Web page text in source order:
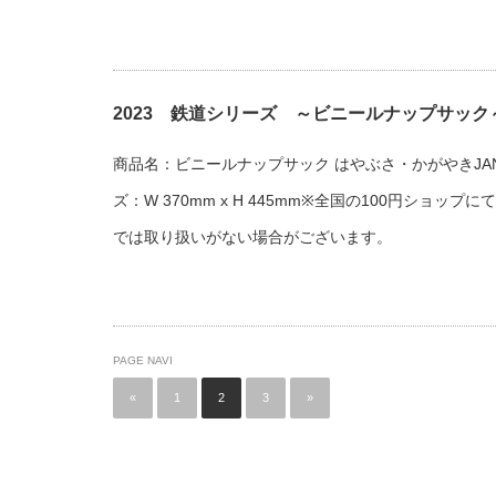
2023 鉄道シリーズ ～ビニールナップサック
商品名：ビニールナップサック はやぶさ・かがやき
ズ：W 370mm x H 445mm※全国の100円ショップに
では取り扱いがない場合がございます。
PAGE NAVI
« 1 2 3 »